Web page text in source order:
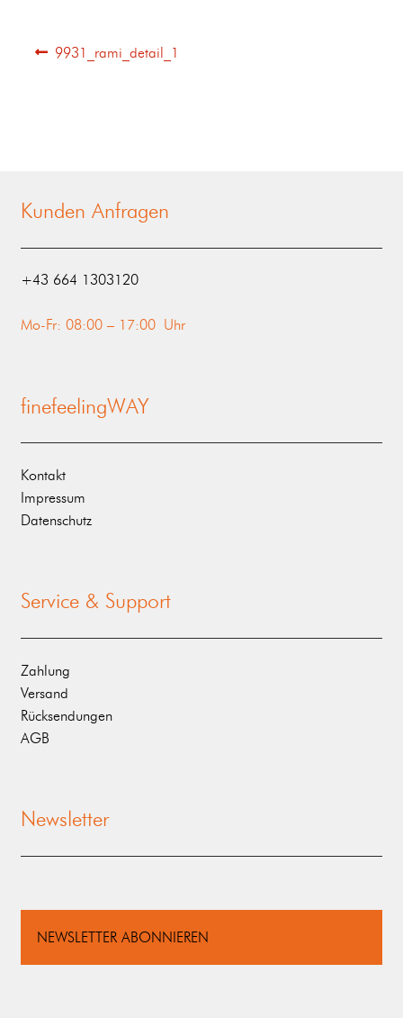
9931_rami_detail_1
Kunden Anfragen
‭+43 664 1303120‬
Mo-Fr: 08:00 – 17:00 Uhr
finefeelingWAY
Kontakt
Impressum
Datenschutz
Service & Support
Zahlung
Versand
Rücksendungen
AGB
Newsletter
NEWSLETTER ABONNIEREN